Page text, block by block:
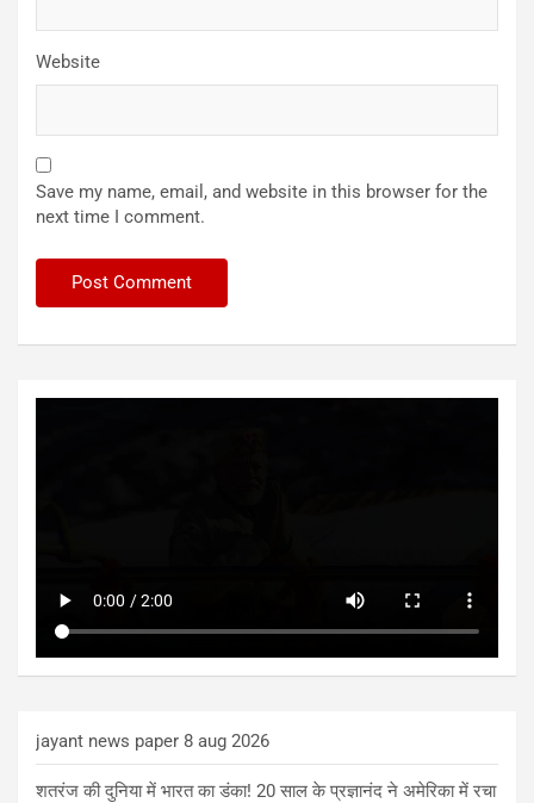
Website
Save my name, email, and website in this browser for the
next time I comment.
jayant news paper 8 aug 2026
शतरंज की दुनिया में भारत का डंका! 20 साल के प्रज्ञानंद ने अमेरिका में रचा